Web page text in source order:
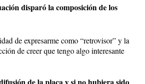
disparó la composición de los
de expresarme como “retrovisor” y la
de creer que tengo algo interesante